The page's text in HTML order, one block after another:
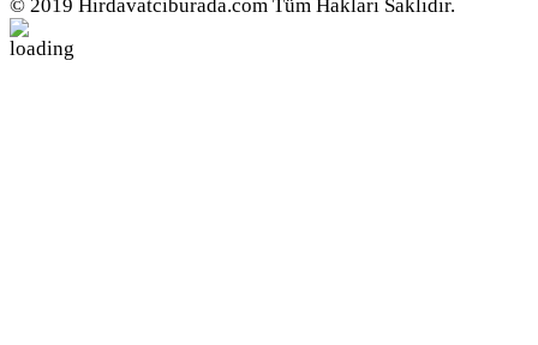
© 2019 Hirdavatciburada.com Tüm Hakları Saklıdır.